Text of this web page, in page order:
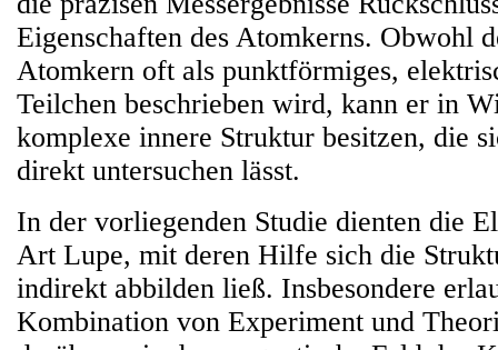
Eigenschaften des Atomkerns. Obwohl
Atomkern oft als punktförmiges,
Teilchen beschrieben wird, kann er in
komplexe innere Struktur besitzen, die
direkt untersuchen lässt.
In der vorliegenden Studie dienten die
Art Lupe, mit deren Hilfe sich die
indirekt abbilden ließ. Insbesondere
Kombination von Experiment und